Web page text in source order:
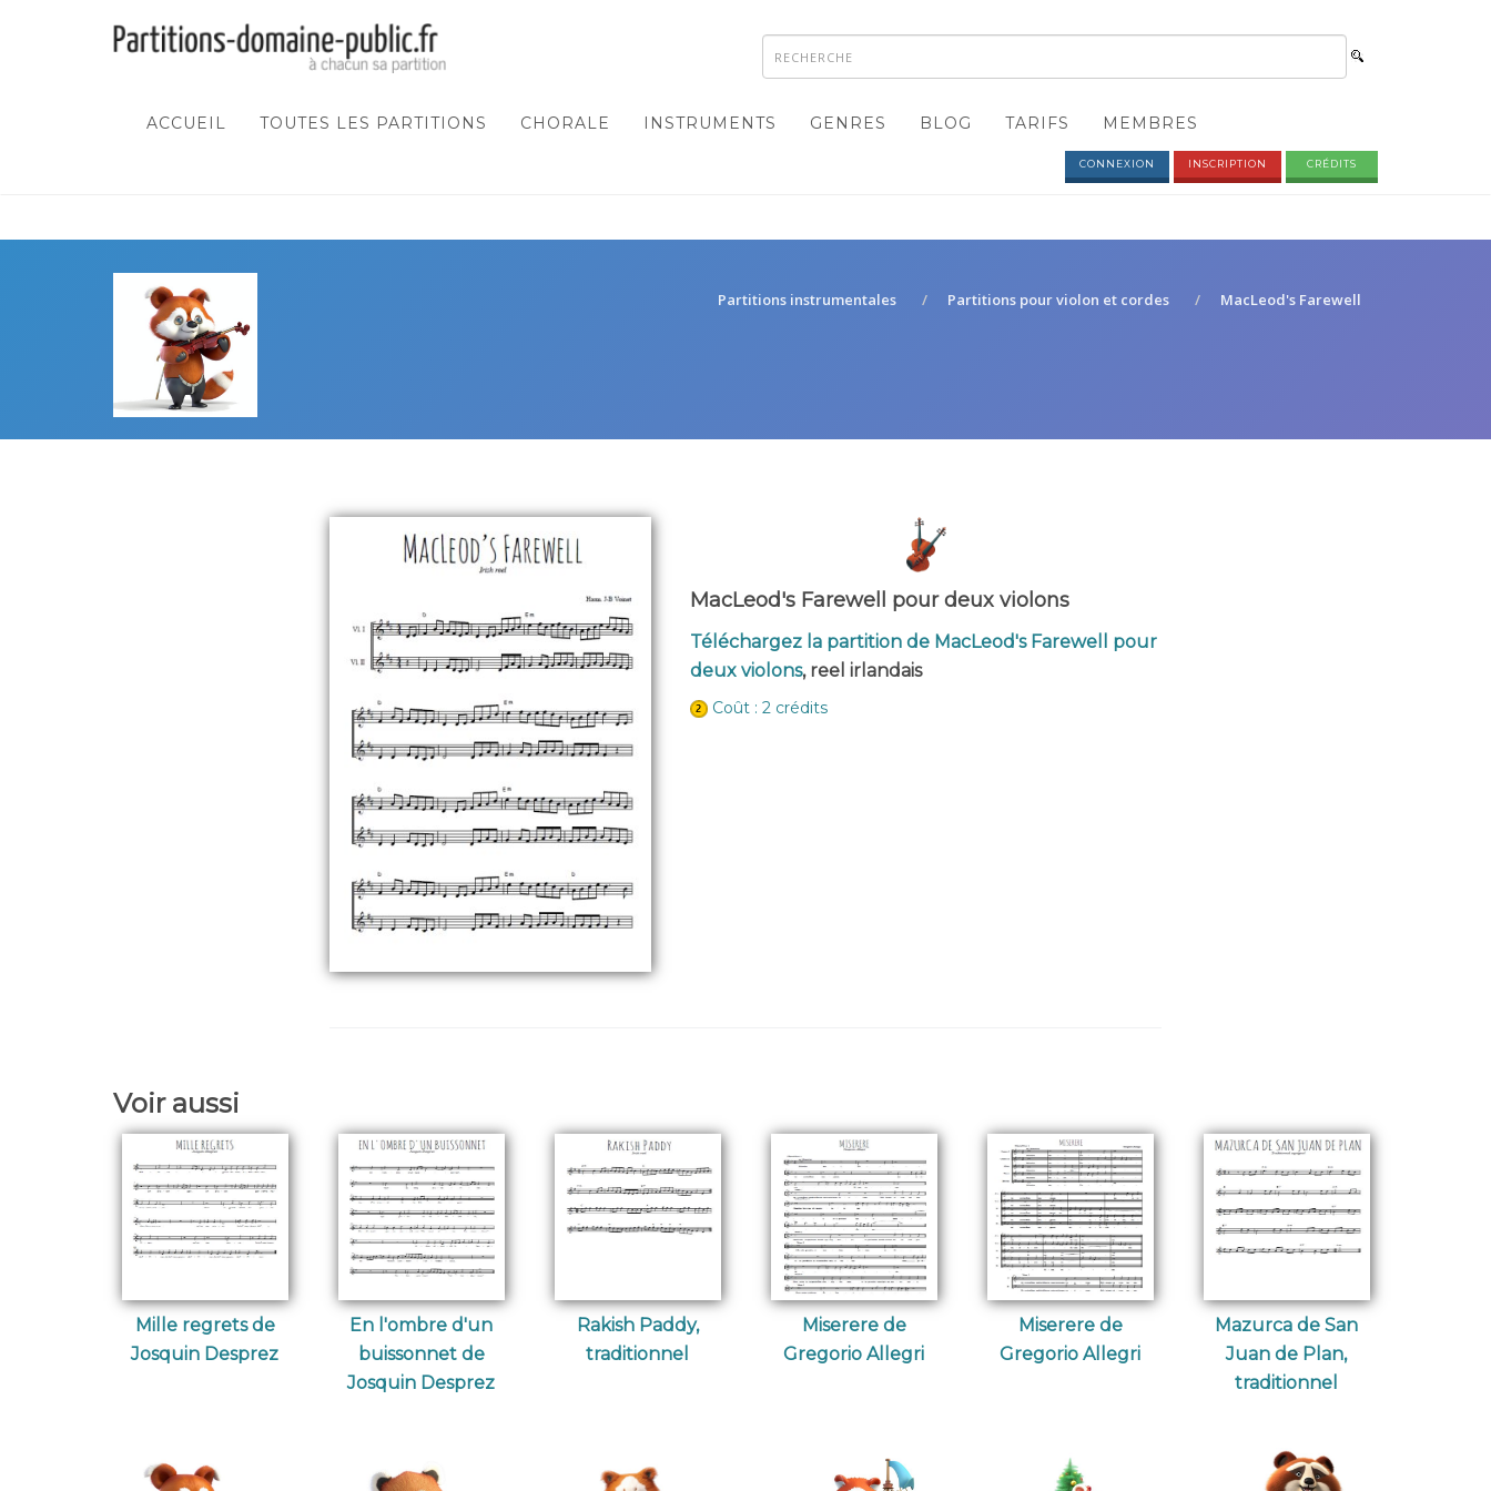
ACCUEIL TOUTES LES PARTITIONS CHORALE INSTRUMENTS GENRES BLOG TARIFS MEMBRES
CONNEXION INSCRIPTION CRÉDITS
Partitions instrumentales Partitions pour violon et cordes MacLeod's Farewell
MacLeod's Farewell pour deux violons
Téléchargez la partition de MacLeod's Farewell pour
deux violons, reel irlandais
Coût : 2 crédits
Voir aussi
Mille regrets de
Josquin Desprez
En l'ombre d'un
buissonnet de
Josquin Desprez
Rakish Paddy,
traditionnel
Miserere de
Gregorio Allegri
Miserere de
Gregorio Allegri
Mazurca de San
Juan de Plan,
traditionnel